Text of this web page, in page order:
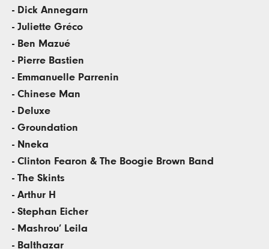
- Dick Annegarn
- Juliette Gréco
- Ben Mazué
- Pierre Bastien
- Emmanuelle Parrenin
- Chinese Man
- Deluxe
- Groundation
- Nneka
- Clinton Fearon & The Boogie Brown Band
- The Skints
- Arthur H
- Stephan Eicher
- Mashrou’ Leila
- Balthazar